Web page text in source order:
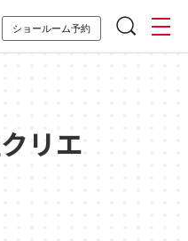
ショールーム予約
リエ